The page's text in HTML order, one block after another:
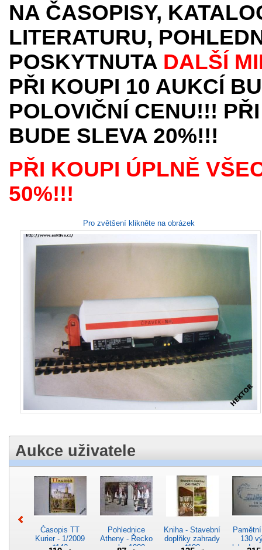
NA ČASOPISY,
LITERATURU,
POSKYTNUTA DALŠÍ
PŘI KOUPI 10 AUKCÍ
POLOVIČNÍ CENU!!!
BUDE SLEVA 20%!!!
PŘI KOUPI ÚPLNĚ
50%!!!
Pro zvětšení klikněte na obrázek
Aukce uživatele
Časopis TT
Kurier - 1/2009
*142
Pohlednice
Atheny - Řecko
z roku 1989.
Kniha - Stavební
doplňky zahrady
*188
130